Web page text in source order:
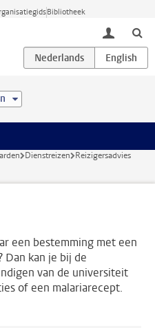
Bibliotheek
toggle
Dienstreizen Reizigersadvies
een bestemming met een
Dan kan je bij de
van de universiteit
of een malariarecept.